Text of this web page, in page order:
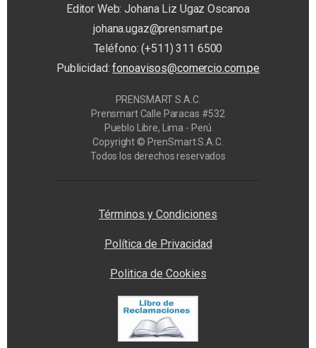
Editor Web: Johana Liz Ugaz Oscanoa
johana.ugaz@prensmart.pe
Teléfono: (+511) 311 6500
Publicidad:fonoavisos@comercio.com.pe
PRENSMART S.A.C.
Prensmart Calle Paracas #532
Pueblo Libre, Lima - Perú
Copyright © PrenSmart S.A.C.
Todos los derechos reservados
Términos y Condiciones
Política de Privacidad
Politica de Cookies